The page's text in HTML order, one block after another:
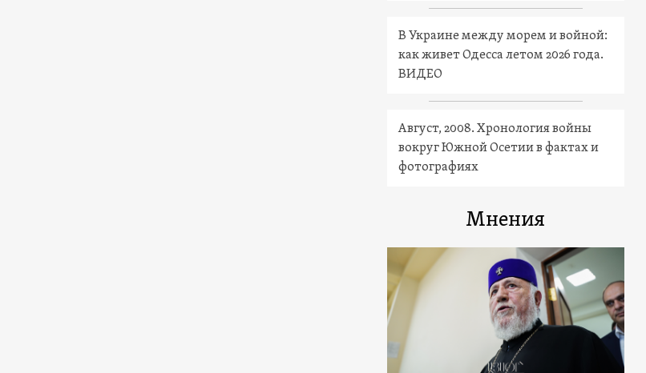
В Украине между морем и войной:
как живет Одесса летом 2026 года.
ВИДЕО
Август, 2008. Хронология войны
вокруг Южной Осетии в фактах и
фотографиях
Мнения